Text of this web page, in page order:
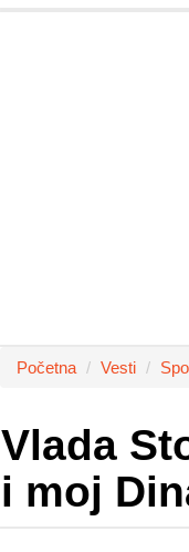
Početna Vesti
Vlada
i moj